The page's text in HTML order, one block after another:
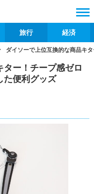
旅行 経済
ダイソーで上位互換的な商品キ
ター！チープ感ゼロ
た便利グッズ